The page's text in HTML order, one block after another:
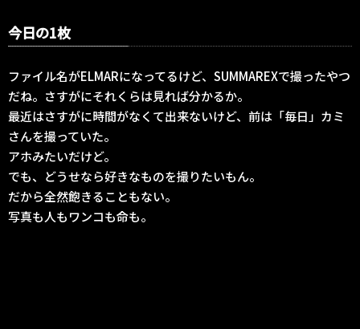
今日の1枚
ファイル名がELMARになってるけど、SUMMAREXで撮ったやつ
だね。さすがにそれくらは見れば分かるか。
最近はさすがに時間がなくて出来ないけど、前は「毎日」カミ
さんを撮っていた。
アホみたいだけど。
でも、どうせなら好きなものを撮りたいもん。
だから全然飽きることもない。
写真も人もワンコも命も。